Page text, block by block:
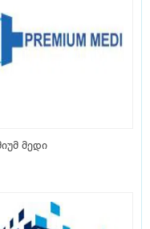
მედი